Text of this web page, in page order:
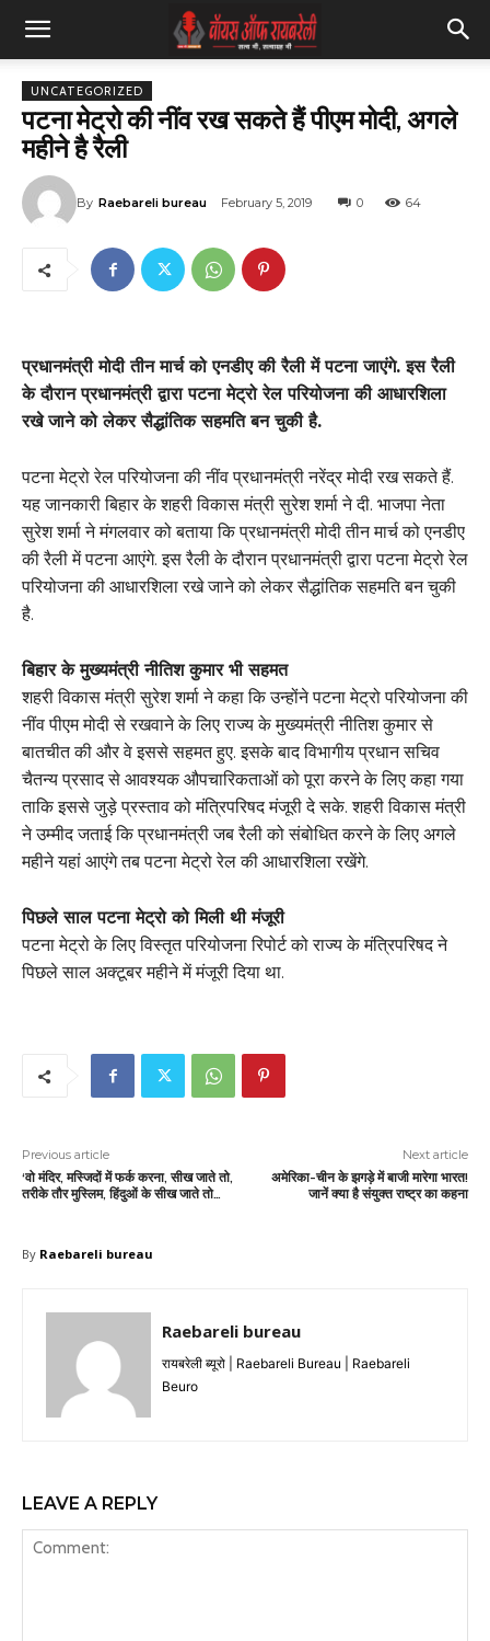
UNCATEGORIZED
पटना मेट्रो की नींव रख सकते हैं पीएम मोदी, अगले
महीने है रैली
By Raebareli bureau February 5, 2019 0 64
प्रधानमंत्री मोदी तीन मार्च को एनडीए की रैली में पटना जाएंगे. इस रैली
के दौरान प्रधानमंत्री द्वारा पटना मेट्रो रेल परियोजना की आधारशिला
रखे जाने को लेकर सैद्धांतिक सहमति बन चुकी है.
पटना मेट्रो रेल परियोजना की नींव प्रधानमंत्री नरेंद्र मोदी रख सकते हैं.
यह जानकारी बिहार के शहरी विकास मंत्री सुरेश शर्मा ने दी. भाजपा नेता
सुरेश शर्मा ने मंगलवार को बताया कि प्रधानमंत्री मोदी तीन मार्च को एनडीए
की रैली में पटना आएंगे. इस रैली के दौरान प्रधानमंत्री द्वारा पटना मेट्रो रेल
परियोजना की आधारशिला रखे जाने को लेकर सैद्धांतिक सहमति बन चुकी
है.
बिहार के मुख्यमंत्री नीतिश कुमार भी सहमत
शहरी विकास मंत्री सुरेश शर्मा ने कहा कि उन्होंने पटना मेट्रो परियोजना की
नींव पीएम मोदी से रखवाने के लिए राज्य के मुख्यमंत्री नीतिश कुमार से
बातचीत की और वे इससे सहमत हुए. इसके बाद विभागीय प्रधान सचिव
चैतन्य प्रसाद से आवश्यक औपचारिकताओं को पूरा करने के लिए कहा गया
ताकि इससे जुड़े प्रस्ताव को मंत्रिपरिषद मंजूरी दे सके. शहरी विकास मंत्री
ने उम्मीद जताई कि प्रधानमंत्री जब रैली को संबोधित करने के लिए अगले
महीने यहां आएंगे तब पटना मेट्रो रेल की आधारशिला रखेंगे.
पिछले साल पटना मेट्रो को मिली थी मंजूरी
पटना मेट्रो के लिए विस्तृत परियोजना रिपोर्ट को राज्य के मंत्रिपरिषद ने
पिछले साल अक्टूबर महीने में मंजूरी दिया था.
Previous article
‘वो मंदिर, मस्जिदों में फर्क करना, सीख जाते तो,
तरीके तौर मुस्लिम, हिंदुओं के सीख जाते तो…
Next article
अमेरिका-चीन के झगड़े में बाजी मारेगा भारत!
जानें क्या है संयुक्त राष्ट्र का कहना
By Raebareli bureau
Raebareli bureau
रायबरेली ब्यूरो | Raebareli Bureau | Raebareli
Beuro
LEAVE A REPLY